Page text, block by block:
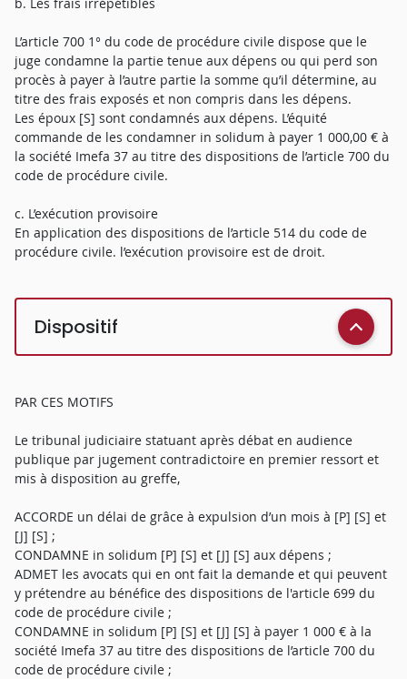
L’article 700 1° du code de procédure civile dispose que le
juge condamne la partie tenue aux dépens ou qui perd son
procès à payer à l’autre partie la somme qu’il détermine, au
titre des frais exposés et non compris dans les dépens.
Les époux [S] sont condamnés aux dépens. L’équité
commande de les condamner in solidum à payer 1 000,00 € à
la société Imefa 37 au titre des dispositions de l’article 700 du
code de procédure civile.
c. L’exécution provisoire
En application des dispositions de l’article 514 du code de
procédure civile. l’exécution provisoire est de droit.
Dispositif
PAR CES MOTIFS
Le tribunal judiciaire statuant après débat en audience
publique par jugement contradictoire en premier ressort et
mis à disposition au greffe,
ACCORDE un délai de grâce à expulsion d’un mois à [P] [S] et
[J] [S] ;
CONDAMNE in solidum [P] [S] et [J] [S] aux dépens ;
ADMET les avocats qui en ont fait la demande et qui peuvent
y prétendre au bénéfice des dispositions de l'article 699 du
code de procédure civile ;
CONDAMNE in solidum [P] [S] et [J] [S] à payer 1 000 € à la
société Imefa 37 au titre des dispositions de l’article 700 du
code de procédure civile ;